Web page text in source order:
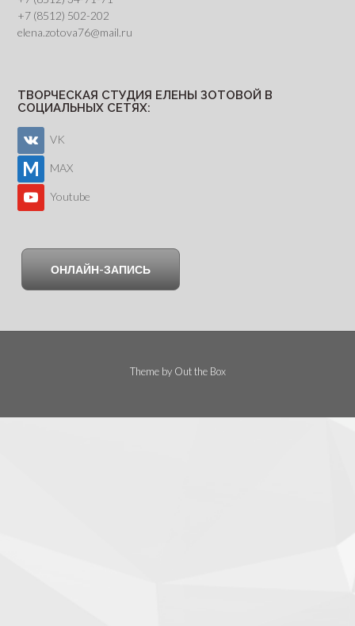
+7 (8512) 502-202
elena.zotova76@mail.ru
ТВОРЧЕСКАЯ СТУДИЯ ЕЛЕНЫ ЗОТОВОЙ В
СОЦИАЛЬНЫХ СЕТЯХ:
VK
MAX
Youtube
ОНЛАЙН-ЗАПИСЬ
Theme by Out the Box